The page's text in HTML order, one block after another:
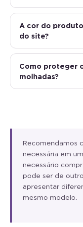
A cor do
do site?
Como proteger
molhadas?
Recomendamos
necessária em
necessário
pode ser de
apresentar
mesmo modelo.